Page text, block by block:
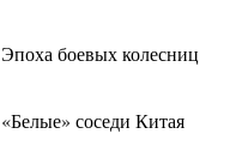
Эпоха боевых колесниц
«Белые» соседи Китая